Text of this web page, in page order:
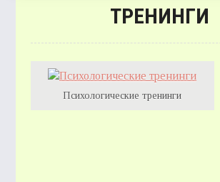
ТРЕНИНГИ
Психологические тренинги